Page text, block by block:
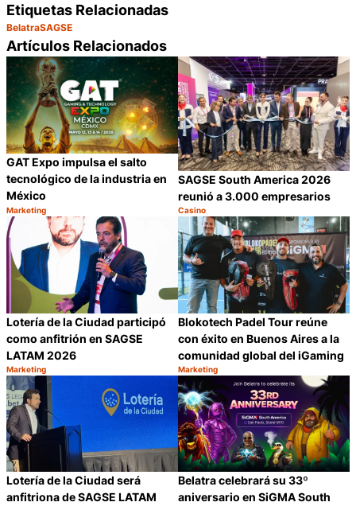
Etiquetas Relacionadas
BelatraSAGSE
Artículos Relacionados
GAT Expo impulsa el salto
tecnológico de la industria en
México
Categoría:
Marketing
Compartir
SAGSE South America 2026
reunió a 3.000 empresarios
Categoría:
Casino
Lotería de la Ciudad participó
como anfitrión en SAGSE
LATAM 2026
Categoría:
Marketing
Compartir
Blokotech Padel Tour reúne
con éxito en Buenos Aires a la
comunidad global del iGaming
Categoría:
Marketing
Lotería de la Ciudad será
anfitriona de SAGSE LATAM
Belatra celebrará su 33º
aniversario en SiGMA South